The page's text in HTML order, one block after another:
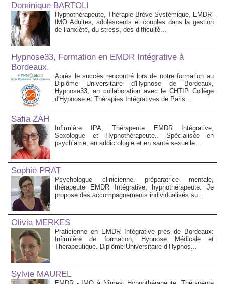
Dominique BARTOLI
Hypnothérapeute, Thérapie Brève Systémique, EMDR-
IMO Adultes, adolescents et couples dans la gestion
de l’anxiété, du stress, des difficulté...
Hypnose33, Formation en EMDR Intégrative à
Bordeaux.
Après le succès rencontré lors de notre formation au
Diplôme Universitaire d'Hypnose de Bordeaux,
Hypnose33, en collaboration avec le CHTIP Collège
d'Hypnose et Thérapies Intégratives de Paris...
Safia ZAH
Infirmière IPA, Thérapeute EMDR Intégrative,
Sexologue et Hypnothérapeute.. Spécialisée en
psychiatrie, en addictologie et en santé sexuelle...
Sophie PRAT
Psychologue clinicienne, préparatrice mentale,
thérapeute EMDR Intégrative, hypnothérapeute. Je
propose des accompagnements individualisés su...
Olivia MERKES
Praticienne en EMDR Intégrative près de Bordeaux:
Infirmière de formation, Hypnose Médicale et
Thérapeutique. Diplôme Universitaire d’Hypnos...
Sylvie MAUREL